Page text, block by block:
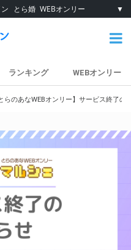
とら婚 WEBオンリー ▼
ランキング WEBオンリー
とらのあなWEBオンリー】サービス終了の